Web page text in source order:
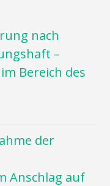
nach
–
Bereich des
der
Anschlag auf